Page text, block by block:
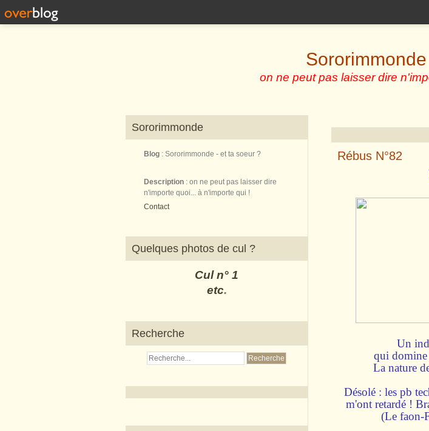
Sororimmonde
on ne peut pas laisser dire
Sororimmonde
Blog : Sororimmonde - et ta soeur ?
Description : on ne peut pas laisser dire
n'importe quoi... à n'importe qui !
Contact
Quelques photos de cul ?
Cul n° 1
etc.
Recherche
Rébus N°82
Un
qui domine
La nature
Désolé : les pb
m'ont retardé !
(Le faon-